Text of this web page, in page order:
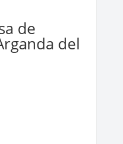
de
del